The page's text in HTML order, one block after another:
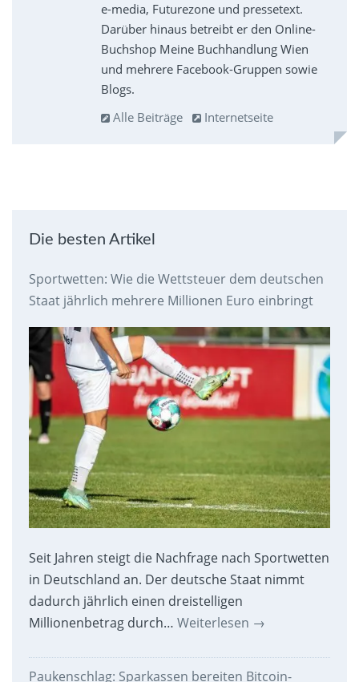
e-media, Futurezone und pressetext.
Darüber hinaus betreibt er den Online-
Buchshop Meine Buchhandlung Wien
und mehrere Facebook-Gruppen sowie
Blogs.
Alle Beiträge
Internetseite
Die besten Artikel
Sportwetten: Wie die Wettsteuer dem deutschen
Staat jährlich mehrere Millionen Euro einbringt
Seit Jahren steigt die Nachfrage nach Sportwetten
in Deutschland an. Der deutsche Staat nimmt
dadurch jährlich einen dreistelligen
Millionenbetrag durch… Weiterlesen →
Paukenschlag: Sparkassen bereiten Bitcoin-